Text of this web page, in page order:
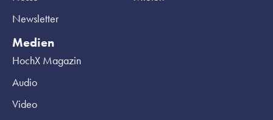
Newsletter
Medien
HochX Magazin
Audio
Video